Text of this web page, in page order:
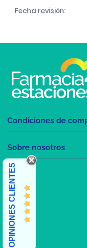
Fecha revisión:
Condiciones de
Sobre nosotros
OPINIONES CLIENTES